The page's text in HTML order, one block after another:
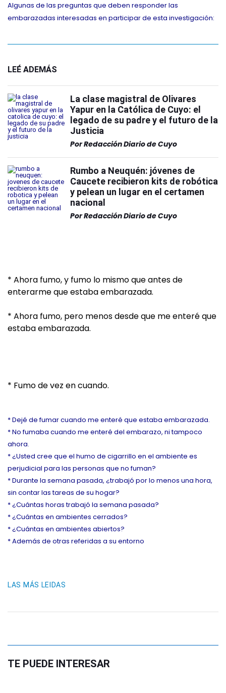
Algunas de las preguntas que deben responder las
embarazadas interesadas en participar de esta investigación:
LEÉ ADEMÁS
La clase magistral de Olivares
Yapur en la Católica de Cuyo: el
legado de su padre y el futuro de la
Justicia
PorRedacción Diario de Cuyo
Rumbo a Neuquén: jóvenes de
Caucete recibieron kits de robótica
y pelean un lugar en el certamen
nacional
PorRedacción Diario de Cuyo
* Ahora fumo, y fumo lo mismo que antes de
enterarme que estaba embarazada.
* Ahora fumo, pero menos desde que me enteré que
estaba embarazada.
* Fumo de vez en cuando.
* Dejé de fumar cuando me enteré que estaba embarazada.
* No fumaba cuando me enteré del embarazo, ni tampoco
ahora.
* ¿Usted cree que el humo de cigarrillo en el ambiente es
perjudicial para las personas que no fuman?
* Durante la semana pasada, ¿trabajó por lo menos una hora,
sin contar las tareas de su hogar?
* ¿Cuántas horas trabajó la semana pasada?
* ¿Cuántas en ambientes cerrados?
* ¿Cuántas en ambientes abiertos?
* Además de otras referidas a su entorno
LAS MÁS LEIDAS
TE PUEDE INTERESAR